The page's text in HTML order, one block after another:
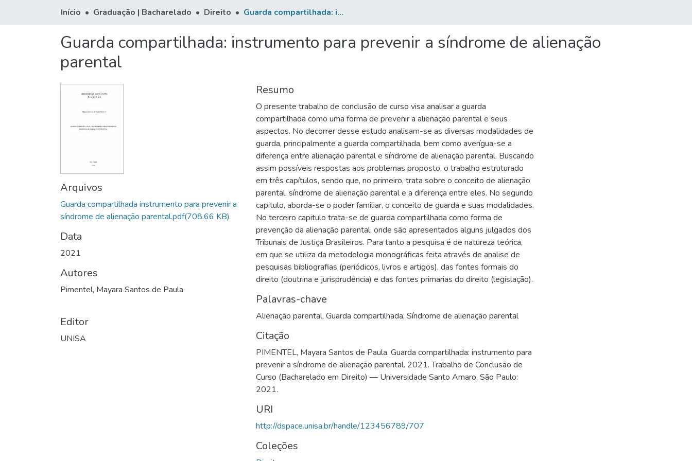
Início Graduação | Bacharelado Direito Guarda compartilhada: instrumento para prevenir a síndrome de alienação parental
Guarda compartilhada: instrumento para prevenir a síndrome de alienação
parental
Arquivos
Guarda compartilhada instrumento para prevenir a
síndrome de alienação parental.pdf(708.66 KB)
Data
2021
Autores
Pimentel, Mayara Santos de Paula
Editor
UNISA
Resumo
O presente trabalho de conclusão de curso visa analisar a guarda
compartilhada como uma forma de prevenir a alienação parental e seus
aspectos. No decorrer desse estudo analisam-se as diversas modalidades de
guarda, principalmente a guarda compartilhada, bem como averígua-se a
diferença entre alienação parental e síndrome de alienação parental. Buscando
assim possíveis respostas aos problemas proposto, o trabalho estruturado
em três capítulos, sendo que, no primeiro, trata sobre o conceito de alienação
parental, síndrome de alienação parental e a diferença entre eles. No segundo
capitulo, aborda-se o poder familiar, o conceito de guarda e suas modalidades.
No terceiro capitulo trata-se de guarda compartilhada como forma de
prevenção da alienação parental, onde são apresentados alguns julgados dos
Tribunais de Justiça Brasileiros. Para tanto a pesquisa é de natureza teórica,
em que se utiliza da metodologia monográficas feita através de analise de
pesquisas bibliografias (periódicos, livros e artigos), das fontes formais do
direito (doutrina e jurisprudência) e das fontes primarias do direito (legislação).
Palavras-chave
Alienação parental, Guarda compartilhada, Síndrome de alienação parental
Citação
PIMENTEL, Mayara Santos de Paula. Guarda compartilhada: instrumento para
prevenir a síndrome de alienação parental. 2021. Trabalho de Conclusão de
Curso (Bacharelado em Direito) — Universidade Santo Amaro, São Paulo:
2021.
URI
http://dspace.unisa.br/handle/123456789/707
Coleções